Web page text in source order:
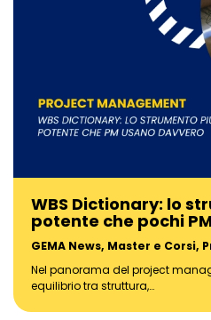
WBS Dictionary: lo
potente che pochi
GEMA News, Master e Corsi,
Nel panorama del project
equilibrio tra struttura,…